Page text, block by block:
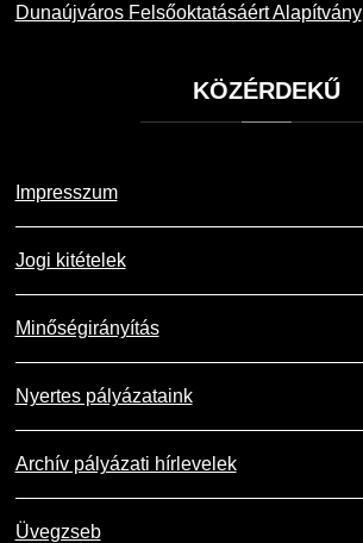
Dunaújváros Felsőoktatásáért Alapítvány
KÖZÉRDEKŰ
Impresszum
Jogi kitételek
Minőségirányítás
Nyertes pályázataink
Archív pályázati hírlevelek
Üvegzseb